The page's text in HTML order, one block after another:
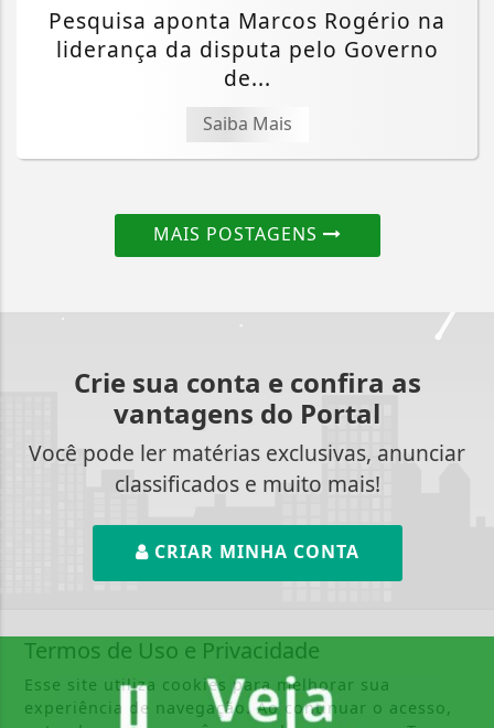
Pesquisa aponta Marcos Rogério na
liderança da disputa pelo Governo
de...
Saiba Mais
MAIS POSTAGENS
Crie sua conta e confira as
vantagens do Portal
Você pode ler matérias exclusivas, anunciar
classificados e muito mais!
CRIAR MINHA CONTA
Termos de Uso e Privacidade
Esse site utiliza cookies para melhorar sua
experiência de navegação. Ao continuar o acesso,